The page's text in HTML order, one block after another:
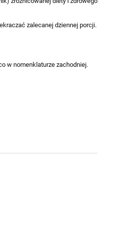
zalecanej dziennej porcji.
w nomenklaturze zachodniej.